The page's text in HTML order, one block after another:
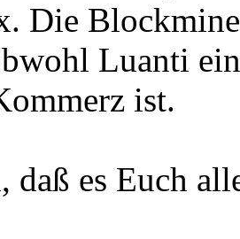
Die
Luanti
ist.
daß es Euch